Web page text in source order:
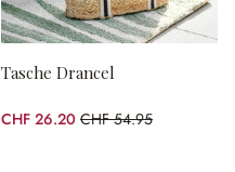
Tasche Drancel
CHF 26.20 CHF 54.95
(52.32% gespart)